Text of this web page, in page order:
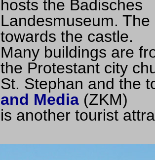
hosts the Badisches
Landesmuseum.
towards the castle.
Many buildings are
the Protestant city
St. Stephan and the
and Media (ZKM)
is another tourist